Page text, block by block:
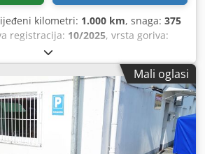
kilometri: 1.000 km, snaga: 375
registracija: 10/2025, vrsta goriva:
32.000 kg, konfiguracija osovina:
automatski, emisijska klasa:Euro
mm, ukupna visina: 3.800 mm,
2025, Oprema:ABS, elektronički
klima uređaj, navigacijski
Mali oglasi